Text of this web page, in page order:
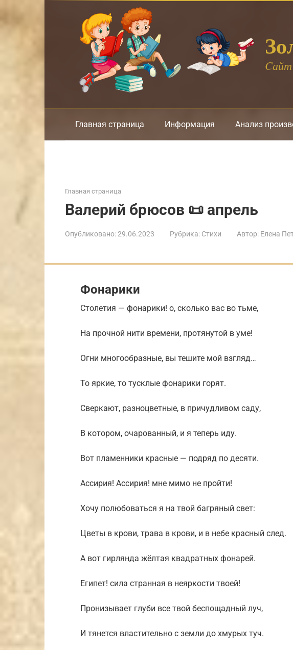
Главная страница Информация Анализ
Главная страница
Валерий брюсов 📜 апрель
Опубликовано:29.06.2023 Рубрика: Стихи Автор: Елена
Фонарики
Столетия — фонарики! о, сколько вас во тьме,
На прочной нити времени, протянутой в уме!
Огни многообразные, вы тешите мой взгляд…
То яркие, то тусклые фонарики горят.
Сверкают, разноцветные, в причудливом саду,
В котором, очарованный, и я теперь иду.
Вот пламенники красные — подряд по десяти.
Ассирия! Ассирия! мне мимо не пройти!
Хочу полюбоваться я на твой багряный свет:
Цветы в крови, трава в крови, и в небе красный след.
А вот гирлянда жёлтая квадратных фонарей.
Египет! сила странная в неяркости твоей!
Пронизывает глуби все твой беспощадный луч,
И тянется властительно с земли до хмурых туч.